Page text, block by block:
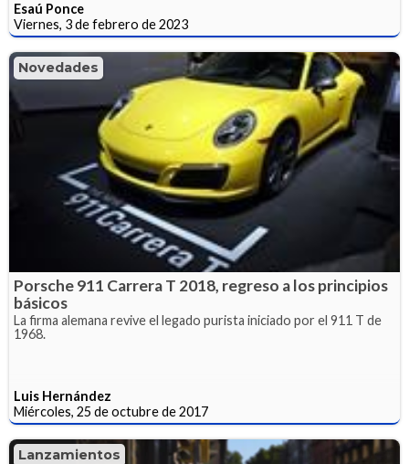
Esaú Ponce
Viernes, 3 de febrero de 2023
Novedades
Porsche 911 Carrera T 2018, regreso a los principios
básicos
La firma alemana revive el legado purista iniciado por el 911 T de
1968.
Luis Hernández
Miércoles, 25 de octubre de 2017
Lanzamientos